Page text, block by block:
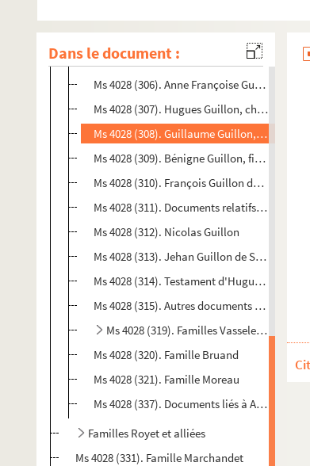
Dans le document :
Ms 4028 (304). Hugues Guillon, fils de Pierre
Ms 4028 (305). Pierre Guillon, fils de Pierre
Ms 4028 (306). Anne Françoise Guillon, fille
Ms 4028 (307). Hugues Guillon, chirurgien,
Ms 4028 (308). Guillaume Guillon, prêtre
Ms 4028 (309). Bénigne Guillon, fille de
Ms 4028 (310). François Guillon de Salins
Ms 4028 (311). Documents relatifs aux frères
Ms 4028 (312). Nicolas Guillon
Ms 4028 (313). Jehan Guillon de Salins
Ms 4028 (314). Testament d'Hugues Guillon,
Ms 4028 (315). Autres documents
Ms 4028 (319). Familles Vasselet et alliée
Ms 4028 (320). Famille Bruand
Ms 4028 (321). Famille Moreau
Ms 4028 (337). Documents liés à Anthonia
Familles Royet et alliées
Ms 4028 (331). Famille Marchandet